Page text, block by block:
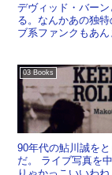
デヴィッド・バー
る。なんかあの独
ブ系ファンクもあ
03 Books
90年代の鮎川誠を
だ。 ライブ写真を